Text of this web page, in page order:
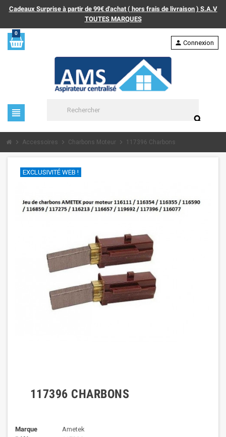
Cadeaux Surprise à partir de 99€ d'achat ( hors frais de livraison ) S.A.V
TOUTES MARQUES
0
view_headline
search
person Connexion
chevron_right Accessoires chevron_right Charbons Moteur chevron_right 117396 Charbons
EXCLUSIVITÉ WEB !
117396 CHARBONS
Marque
Ametek